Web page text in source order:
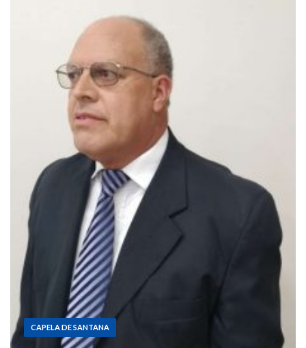
CAPELA DE SANTANA